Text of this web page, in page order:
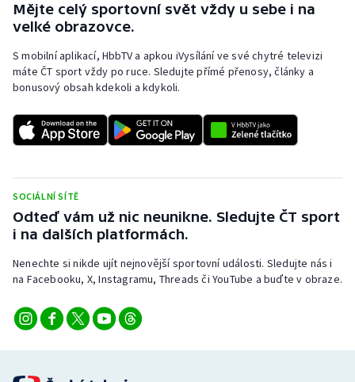
Mějte celý sportovní svět vždy u sebe i na
velké obrazovce.
S mobilní aplikací, HbbTV a apkou iVysílání ve své chytré televizi
máte ČT sport vždy po ruce. Sledujte přímé přenosy, články a
bonusový obsah kdekoli a kdykoli.
SOCIÁLNÍ SÍTĚ
Odteď vám už nic neunikne. Sledujte ČT sport
i na dalších platformách.
Nenechte si nikde ujít nejnovější sportovní události. Sledujte nás i
na Facebooku, X, Instagramu, Threads či YouTube a buďte v obraze.